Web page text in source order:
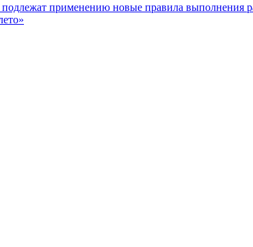
подлежат применению новые правила выполнения